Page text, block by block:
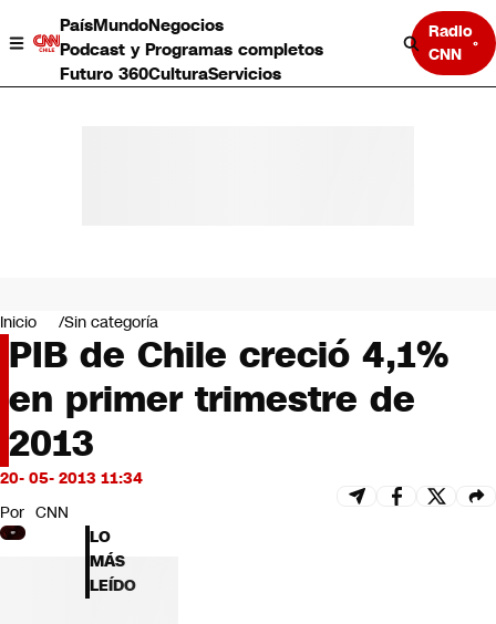
PaísMundoNegocios
Podcast y Programas completos
Futuro 360CulturaServicios
Radio
CNN
Negocios
Deportes
Programas completos
Cultura
Servicios
Bits
CNN tiempo
Futuro 360
Opinión
Inicio Sin categoría
PIB de Chile creció 4,1%
en primer trimestre de
2013
20- 05- 2013 11:34
Por CNN
LO
MÁS
LEÍDO